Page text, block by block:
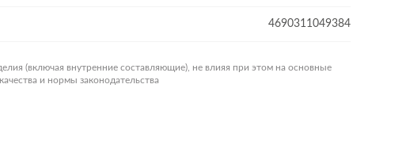
4690311049384
(включая внутренние составляющие), не влияя при этом на основные
и нормы законодательства